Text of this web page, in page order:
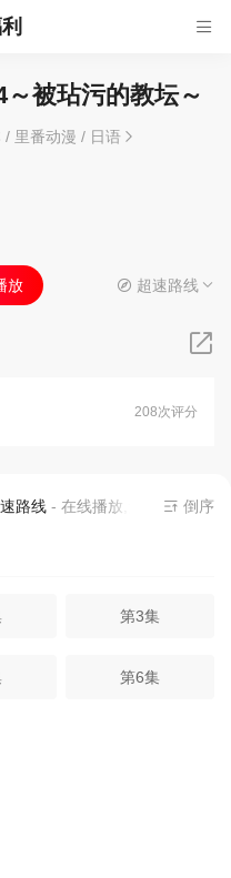
～被玷污的教坛～
/ 里番动漫/ 日语
放 超速路线
208次评分
路线- 在线播放,无需安装播放器
倒序
第3集
第6集
被玷污的教坛～》在线观看,